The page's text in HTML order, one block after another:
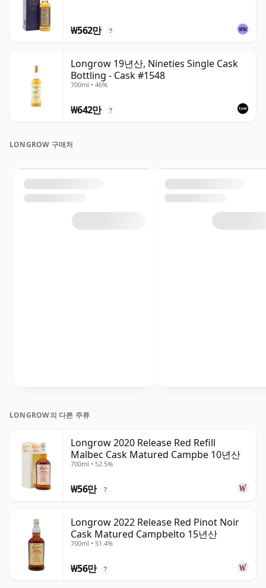
₩562만 ?
Longrow 19년산, Nineties Single Cask
Bottling - Cask #1548
700ml • 46%
₩642만 ?
LONGROW 구매처
LONGROW의 다른 주류
Longrow 2020 Release Red Refill
Malbec Cask Matured Campbe 10년산
700ml • 52.5%
₩56만 ?
Longrow 2022 Release Red Pinot Noir
Cask Matured Campbelto 15년산
700ml • 51.4%
₩56만 ?